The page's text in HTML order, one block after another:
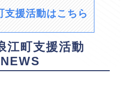
支援活動はこちら
江町支援活動
NEWS